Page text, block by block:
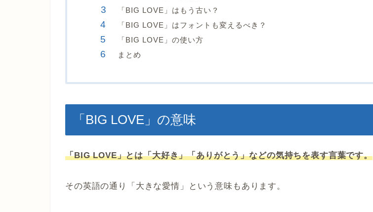
「BIG LOVE」はもう古い？
「BIG LOVE」はフォントも変えるべき？
「BIG LOVE」の使い方
まとめ
「BIG LOVE」の意味
「BIG LOVE」とは「大好き」「ありがとう」などの気持ちを表す言葉です。
その英語の通り「大きな愛情」という意味もあります。